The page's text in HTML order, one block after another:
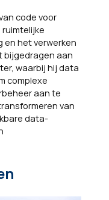
code voor
en het verwerken
bijgedragen aan
waarbij hij data
complexe
aan te
van
data-